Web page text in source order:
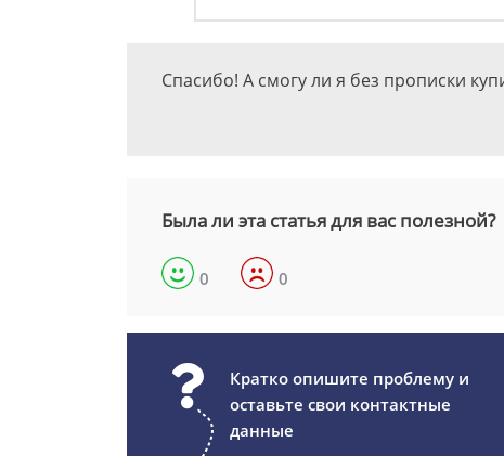
Спасибо! А смогу ли я без прописки
Была ли эта статья для вас полезной?
0 0
Кратко опишите проблему и
оставьте свои контактные
данные